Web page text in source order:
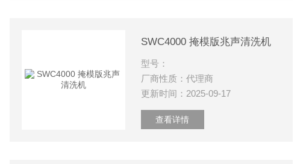
SWC4000 掩模版兆声清洗机
型号：
厂商性质：代理商
更新时间：2025-09-17
查看详情